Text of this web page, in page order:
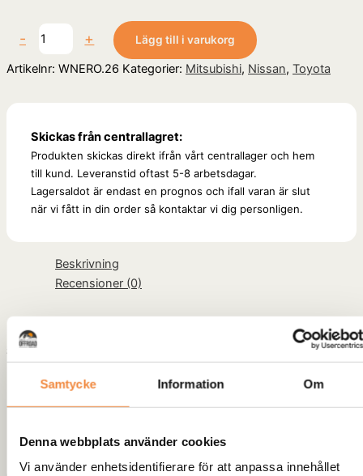
Samtycke Information Om
Denna webbplats använder cookies
Vi använder enhetsidentifierare för att anpassa innehållet
- + Lägg till i varukorg
Artikelnr: WNERO.26 Kategorier: Mitsubishi, Nissan, Toyota
Skickas från centrallagret:
Produkten skickas direkt ifrån vårt centrallager och hem
till kund. Leveranstid oftast 5-8 arbetsdagar.
Lagersaldot är endast en prognos och ifall varan är slut
när vi fått in din order så kontaktar vi dig personligen.
Beskrivning
Recensioner (0)
Specifikationer
Storlek
Offset (ET): -30
Finish: Matt svart med en stilfull röd rand